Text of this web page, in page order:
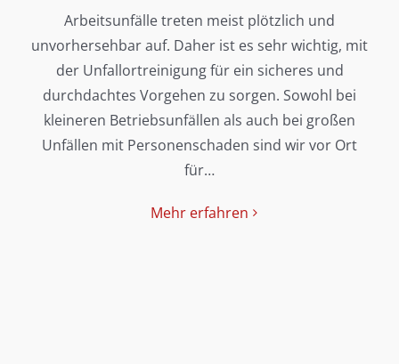
Arbeitsunfälle treten meist plötzlich und
unvorhersehbar auf. Daher ist es sehr wichtig, mit
der Unfallortreinigung für ein sicheres und
durchdachtes Vorgehen zu sorgen. Sowohl bei
kleineren Betriebsunfällen als auch bei großen
Unfällen mit Personenschaden sind wir vor Ort
für…
Mehr erfahren